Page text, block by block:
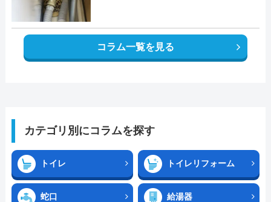
コラム一覧を見る
カテゴリ別にコラムを探す
トイレ トイレリフォーム
蛇口 給湯器